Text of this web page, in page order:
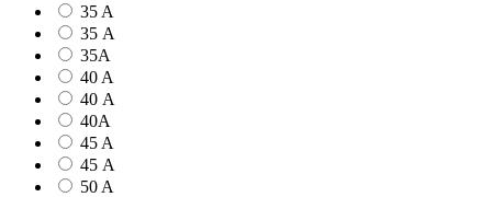
35 A
35 А
35А
40 A
40 А
40А
45 A
45 А
50 A